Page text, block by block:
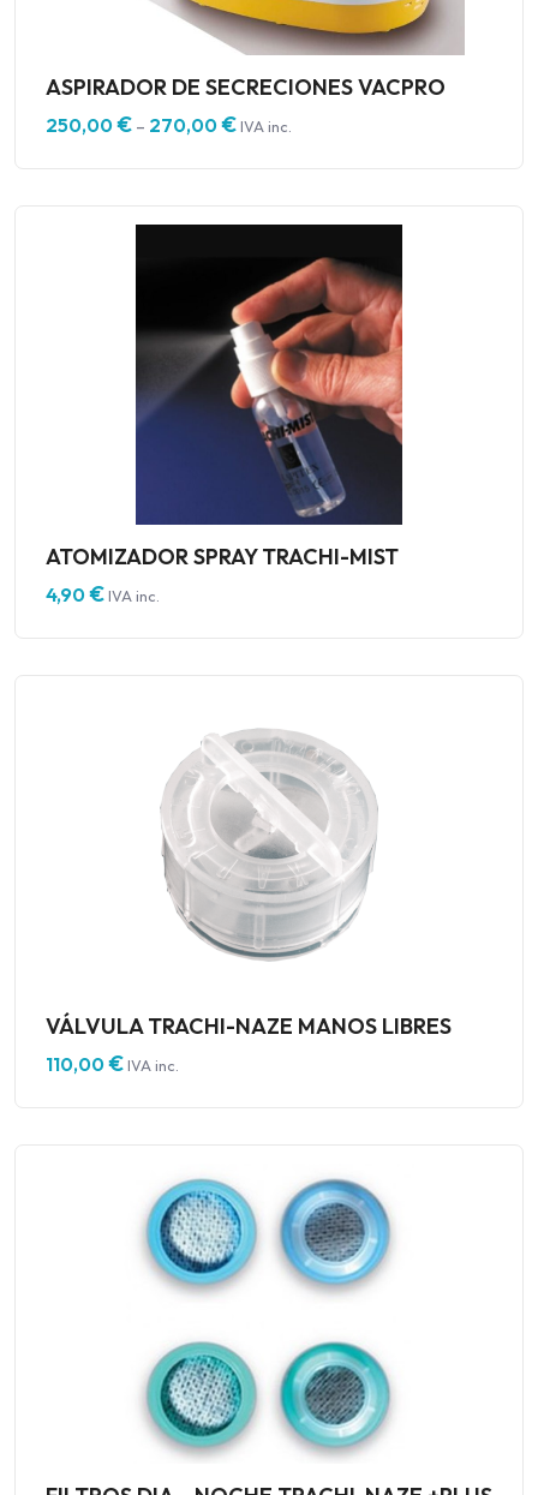
ASPIRADOR DE SECRECIONES VACPRO
250,00€ – 270,00€IVA inc.
ATOMIZADOR SPRAY TRACHI-MIST
4,90€IVA inc.
VÁLVULA TRACHI-NAZE MANOS LIBRES
110,00€IVA inc.